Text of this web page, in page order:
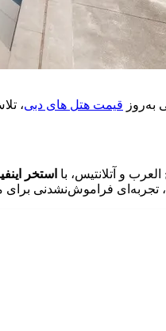
به‌روز قیمت هتل های دبی
استخر